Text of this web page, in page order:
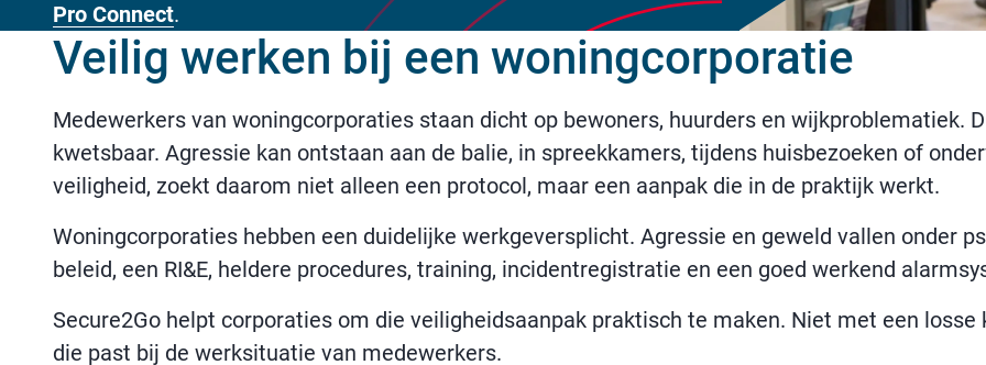
Pro Connect.
Veilig werken bij een woningcorporatie
Medewerkers van woningcorporaties staan dicht op bewoners, huurders en wijkproblematiek.
kwetsbaar. Agressie kan ontstaan aan de balie, in spreekkamers, tijdens huisbezoeken of
veiligheid, zoekt daarom niet alleen een protocol, maar een aanpak die in de praktijk werkt.
Woningcorporaties hebben een duidelijke werkgeversplicht. Agressie en geweld vallen onder
beleid, een RI&E, heldere procedures, training, incidentregistratie en een goed werkend
Secure2Go helpt corporaties om die veiligheidsaanpak praktisch te maken. Niet met een
die past bij de werksituatie van medewerkers.